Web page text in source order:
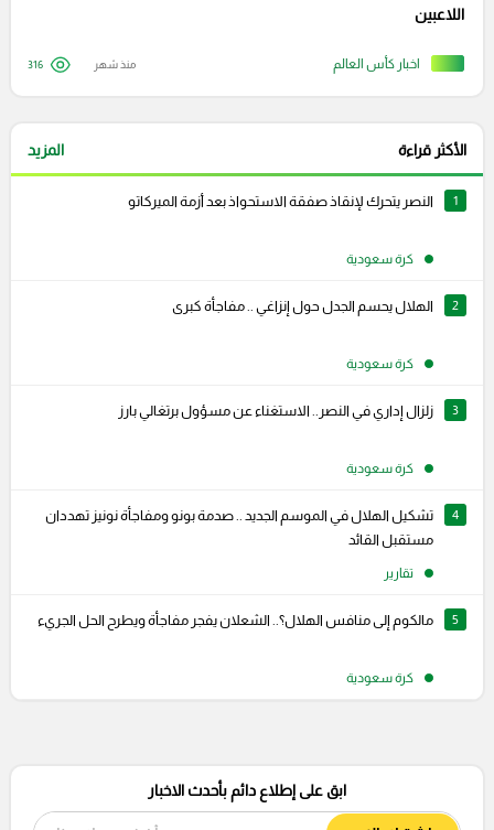
اخبار كأس العالم
اللاعبين
منذ شهر 316
الأكثر قراءة المزيد
1 النصر يتحرك لإنقاذ صفقة الاستحواذ بعد أزمة الميركاتو
كرة سعودية
2 الهلال يحسم الجدل حول إنزاغي .. مفاجأة كبرى
كرة سعودية
3 زلزال إداري في النصر.. الاستغناء عن مسؤول برتغالي بارز
كرة سعودية
4
تشكيل الهلال في الموسم الجديد .. صدمة بونو ومفاجأة نونيز تهددان
مستقبل القائد
تقارير
5 مالكوم إلى منافس الهلال؟.. الشعلان يفجر مفاجأة ويطرح الحل الجريء
كرة سعودية
ابق على إطلاع دائم بأحدث الاخبار